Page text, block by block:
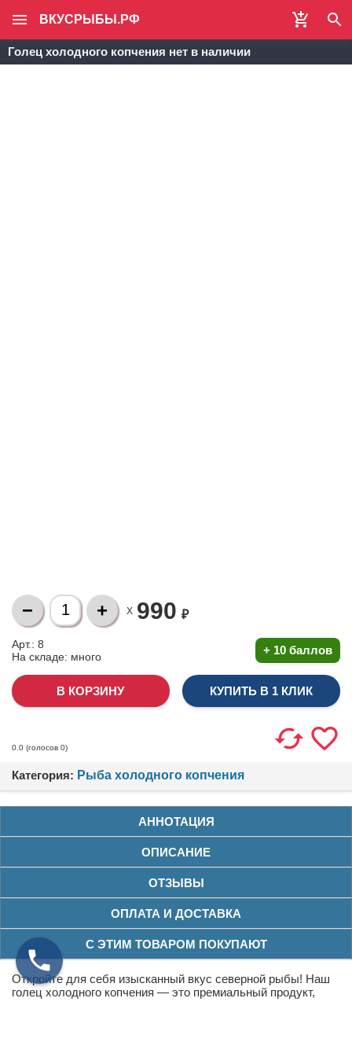
ВКУСРЫБЫ.РФ
Голец холодного копчения нет в наличии
X 990 ₽
Арт.: 8
На складе: много + 10 баллов
КУПИТЬ В 1 КЛИК
0.0 (голосов 0)
Категория: Рыба холодного копчения
АННОТАЦИЯ
ОПИСАНИЕ
ОТЗЫВЫ
ОПЛАТА И ДОСТАВКА
С ЭТИМ ТОВАРОМ ПОКУПАЮТ
Откройте для себя изысканный вкус северной рыбы! Наш
голец холодного копчения — это премиальный продукт,